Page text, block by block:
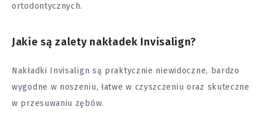
ortodontycznych.
Jakie są zalety nakładek Invisalign?
Nakładki Invisalign są praktycznie niewidoczne, bardzo
wygodne w noszeniu, łatwe w czyszczeniu oraz skuteczne
w przesuwaniu zębów.